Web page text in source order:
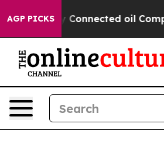
AGP PICKSConnected oil